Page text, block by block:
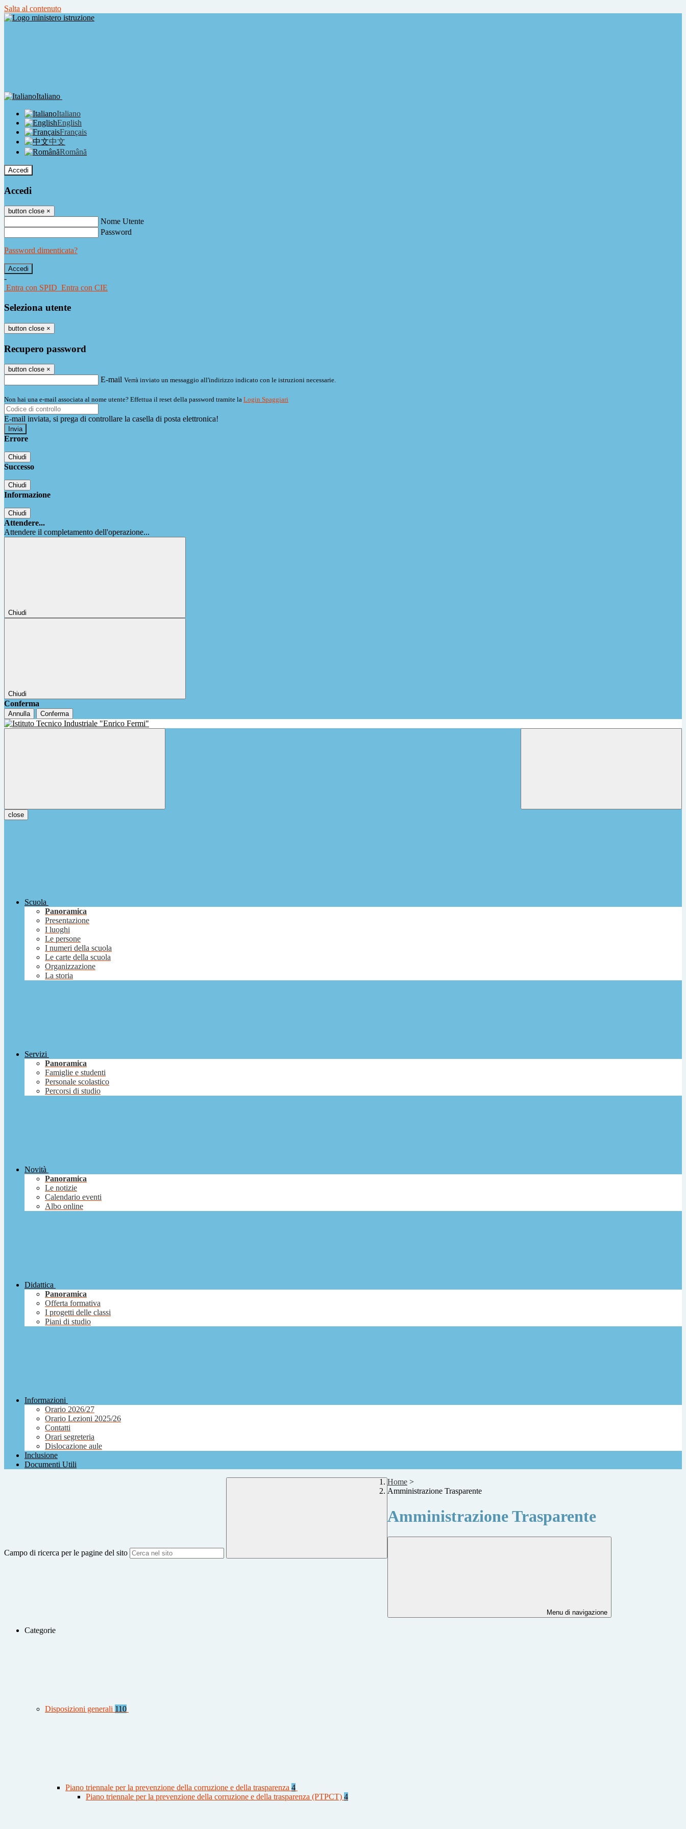
Salta al contenuto
Italiano
Italiano
English
Français
中文
Română
Accedi
Accedi
button close ×
Nome Utente
Password
Password dimenticata?
-
Entra con SPID Entra con CIE
Seleziona utente
button close ×
Recupero password
button close ×
E-mail Verrà inviato un messaggio all'indirizzo indicato con le istruzioni necessarie.
Non hai una e-mail associata al nome utente? Effettua il reset della password tramite la Login Spaggiari
E-mail inviata, si prega di controllare la casella di posta elettronica!
Errore
Chiudi
Successo
Chiudi
Informazione
Chiudi
Attendere...
Attendere il completamento dell'operazione...
Chiudi
Chiudi
Conferma
Annulla Conferma
close
Scuola
Panoramica
Presentazione
I luoghi
Le persone
I numeri della scuola
Le carte della scuola
Organizzazione
La storia
Servizi
Panoramica
Famiglie e studenti
Personale scolastico
Percorsi di studio
Novità
Panoramica
Le notizie
Calendario eventi
Albo online
Didattica
Panoramica
Offerta formativa
I progetti delle classi
Piani di studio
Informazioni
Orario 2026/27
Orario Lezioni 2025/26
Contatti
Orari segreteria
Dislocazione aule
Inclusione
Documenti Utili
Campo di ricerca per le pagine del sito
Home >
Amministrazione Trasparente
Amministrazione Trasparente
Menu di navigazione
Categorie
Disposizioni generali 110
Piano triennale per la prevenzione della corruzione e della trasparenza 4
Piano triennale per la prevenzione della corruzione e della trasparenza (PTPCT) 4